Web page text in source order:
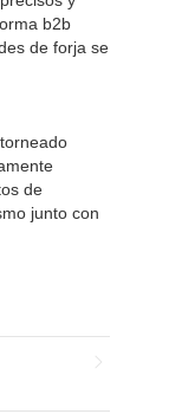
b2b
de forja se
de
junto con